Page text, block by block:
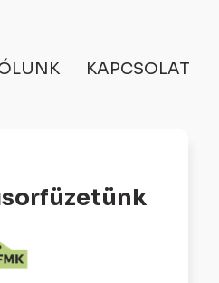
KAPCSOLAT